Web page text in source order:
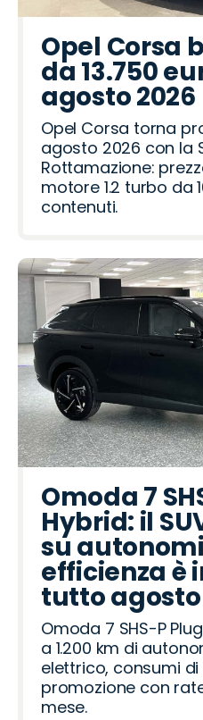
e
l
e
p
z
d
a
n
d
R
o
v
e
r
p
r
a
n
c
i
a
a
r
t
h
a
t
e
c
o
o
u
n
d
a
i
a
t
f
a
R
o
m
e
o
o
d
a
u
g
e
o
t
t
r
o
ë
n
Opel Corsa
da 13.750
agosto 2026
Opel Corsa torna
agosto 2026 con la
Rottamazione:
motore 1.2 turbo da
contenuti.
Omoda 7
Hybrid: il
su
efficienza è
tutto agosto
Omoda 7 SHS-P
a 1.200 km di
elettrico, consumi di
promozione con
mese.